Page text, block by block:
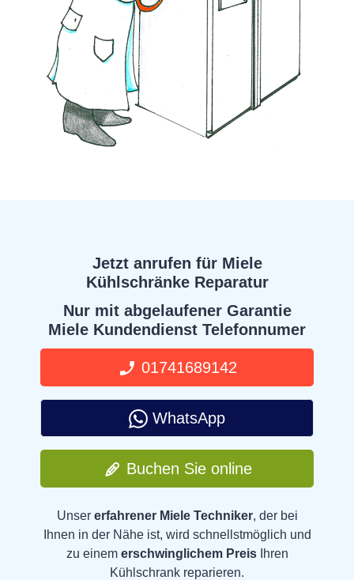
Jetzt anrufen für Miele
Kühlschränke Reparatur
Nur mit abgelaufener Garantie
Miele Kundendienst Telefonnumer
01741689142
WhatsApp
Buchen Sie online
Unser erfahrener Miele Techniker, der bei
Ihnen in der Nähe ist, wird schnellstmöglich und
zu einem erschwinglichem PreisIhren
Kühlschrank reparieren.